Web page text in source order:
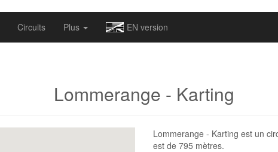
Circuits Plus EN version
Lommerange - Karting
Lommerange - Karting est un
est de 795 mètres.